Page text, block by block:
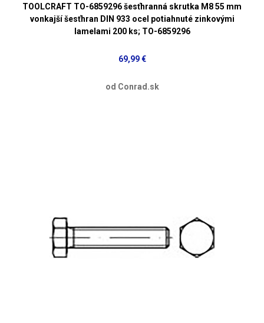
TOOLCRAFT TO-6859296 šesťhranná skrutka M8 55 mm
vonkajší šesťhran DIN 933 ocel potiahnuté zinkovými
lamelami 200 ks; TO-6859296
69,99 €
od Conrad.sk